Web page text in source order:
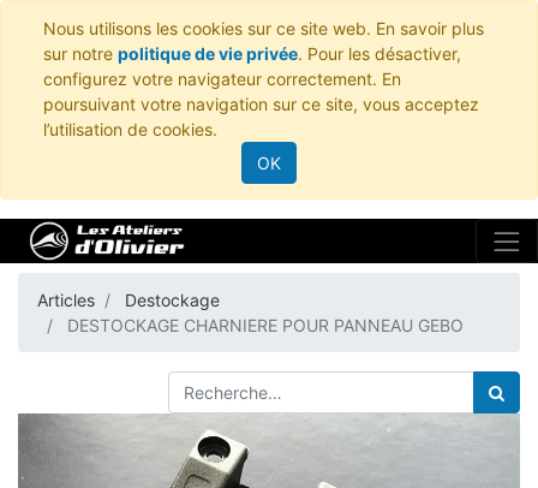
Nous utilisons les cookies sur ce site web. En savoir plus
sur notre politique de vie privée. Pour les désactiver,
configurez votre navigateur correctement. En
poursuivant votre navigation sur ce site, vous acceptez
l’utilisation de cookies.
OK
Articles
Destockage
DESTOCKAGE CHARNIERE POUR PANNEAU GEBO